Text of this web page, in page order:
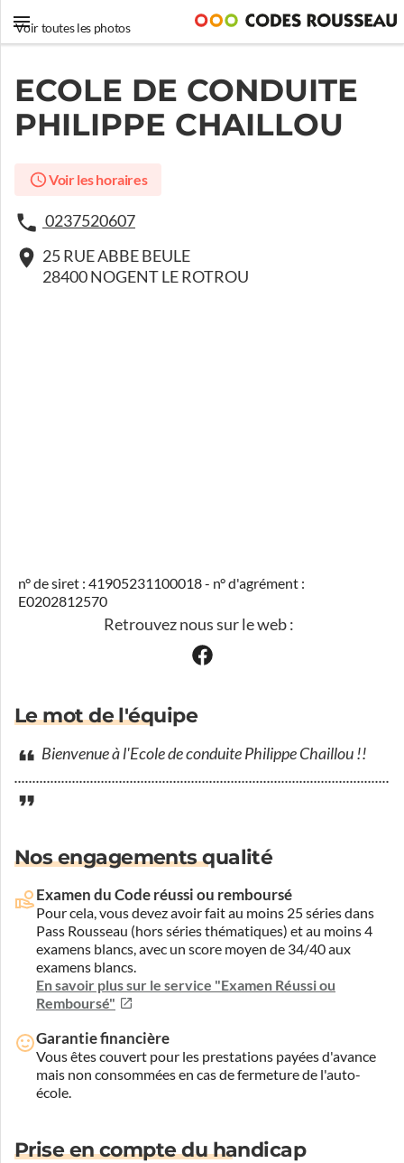
Voir toutes les photos
ECOLE DE CONDUITE
PHILIPPE CHAILLOU
Voir les horaires
0237520607
25 RUE ABBE BEULE
28400 NOGENT LE ROTROU
n° de siret : 41905231100018 - n° d'agrément :
E0202812570
Retrouvez nous sur le web :
Le mot de l'équipe
Bienvenue à l'Ecole de conduite Philippe Chaillou !!
Nos engagements qualité
Examen du Code réussi ou remboursé
Pour cela, vous devez avoir fait au moins 25 séries dans
Pass Rousseau (hors séries thématiques) et au moins 4
examens blancs, avec un score moyen de 34/40 aux
examens blancs.
En savoir plus sur le service "Examen Réussi ou
Remboursé"
Garantie financière
Vous êtes couvert pour les prestations payées d'avance
mais non consommées en cas de fermeture de l'auto-
école.
Prise en compte du handicap